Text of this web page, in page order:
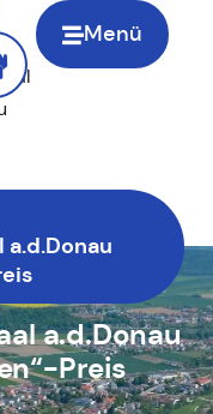
Menü
a.d.Donau
Preis